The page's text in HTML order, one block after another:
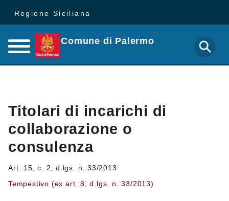
Regione Siciliana
Comune di Palermo
Titolari di incarichi di
collaborazione o
consulenza
Art. 15, c. 2, d.lgs. n. 33/2013
Tempestivo (ex art. 8, d.lgs. n. 33/2013)